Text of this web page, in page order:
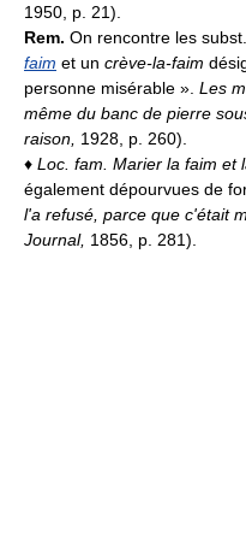
1950, p. 21).
Rem. On rencontre les
faim et un crève-la-faim
personne misérable ». Les
même du banc de pierre
raison, 1928, p. 260).
♦ Loc. fam. Marier la faim et
également dépourvues de
l'a refusé, parce que c'était
Journal, 1856, p. 281).